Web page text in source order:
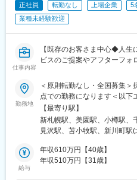
蔵小杉駅、新百合ケ丘駅、鷺
茅ケ崎駅、平塚駅、横須賀中
小田急)、矢部駅、橋本駅(神
飯田駅(長野県)、上諏訪駅、
前駅、朝菜町駅、末広町駅(
吉良駅、せきてらす前駅、高
磐田駅、浜北駅、天竜川駅
駅、瑞穂運動場西駅、岡崎駅
城駅、新瀬戸駅、宇治山田駅
江八幡駅、彦根駅、長浜駅、
大学駅、峰山駅、北大路駅、
線)、吹田駅(阪急線)、岸和田
(和歌山県)、田尾寺駅、鳴門
駅、三田駅(兵庫県)、和田山
正社員 転勤なし 上場企業 5
業種未経験歓迎
仕事内容
【既存のお客さま中心◆人生
ビスのご提案やアフターフォ
勤務地
＜原則転勤なし・全国募集
点での勤務になります＜以下
んぽサービス部＞■北海道エ
岩手県、宮城県、秋田県、山
栃木県、群馬県、埼玉県、千
ア：富山県、石川県、福井県
県、三重県■近畿エリア：滋
【最寄り駅】
新札幌駅、美園駅、小樽駅、
見沢駅、苫小牧駅、新川町駅
駅、津軽五所川原駅、八戸駅
駅、二戸駅、一ノ関駅、宮古
給与
年収610万円【40歳】
年収510万円【31歳】